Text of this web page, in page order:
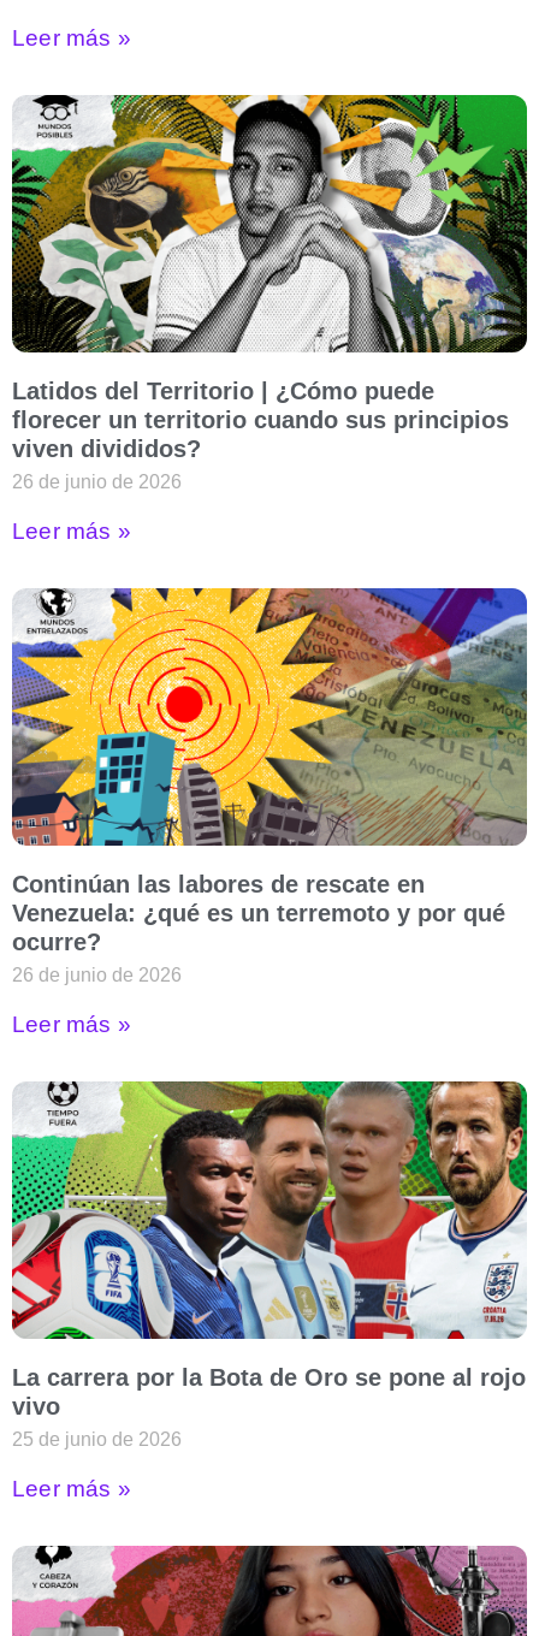
Leer más »
Latidos del Territorio | ¿Cómo puede
florecer un territorio cuando sus principios
viven divididos?
26 de junio de 2026
Leer más »
Continúan las labores de rescate en
Venezuela: ¿qué es un terremoto y por qué
ocurre?
26 de junio de 2026
Leer más »
La carrera por la Bota de Oro se pone al rojo
vivo
25 de junio de 2026
Leer más »